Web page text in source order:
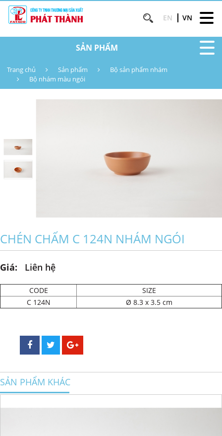
EN VN
SẢN PHẨM
Trang chủ Sản phẩm
Bộ sản phẩm nhám
Bộ nhám màu ngói
CHÉN CHẤM C 124N NHÁM NGÓI
Giá: Liên hệ
CODE
SIZE
C 124N
Ø 8.3 x 3.5 cm
SẢN PHẨM KHÁC